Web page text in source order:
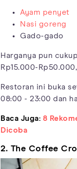
Ayam penyet
Nasi goreng
Gado-gado
Harganya pun
Rp15.000-
Restoran ini buka
08:00 - 23:00 dan
Baca Juga: 8
Dicoba
2. The Coffee